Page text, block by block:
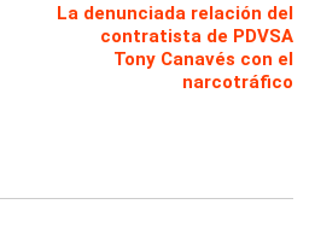
La denunciada relación del
contratista de PDVSA
Tony Canavés con el
narcotráfico